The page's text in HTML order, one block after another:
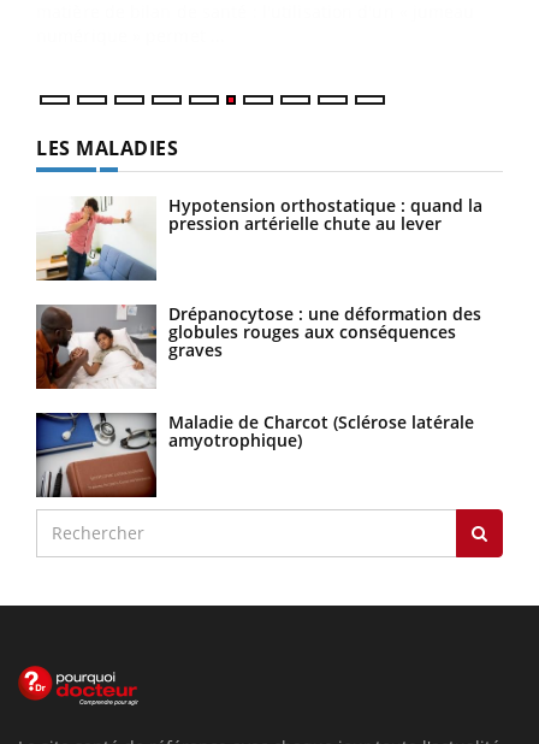
LES MALADIES
Hypotension orthostatique : quand la
pression artérielle chute au lever
Drépanocytose : une déformation des
globules rouges aux conséquences
graves
Maladie de Charcot (Sclérose latérale
amyotrophique)